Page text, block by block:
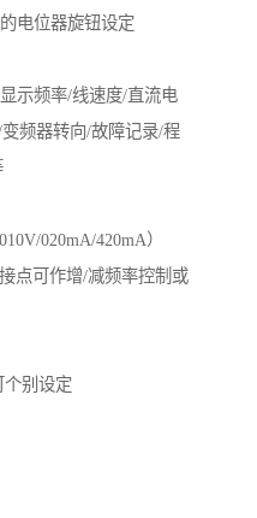
电位器旋钮设定
示频率/线速度/直流电
频器转向/故障记录/程
020mA/420mA）
点可作增/减频率控制或
个别设定